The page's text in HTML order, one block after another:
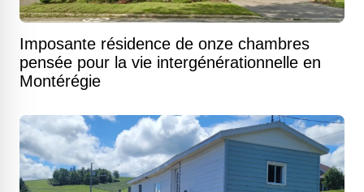
Imposante résidence de onze chambres
pensée pour la vie intergénérationnelle en
Montérégie